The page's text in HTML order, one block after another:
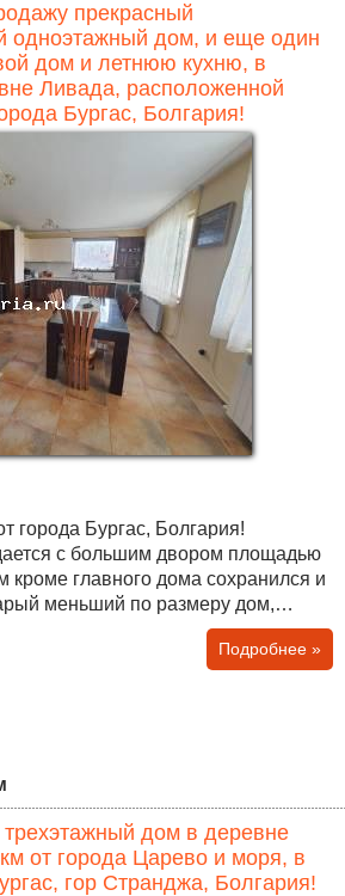
прекрасный
одноэтажный дом, и еще один
дом и летнюю кухню, в
Ливада, расположенной
Бургас, Болгария!
города Бургас, Болгария!
с большим двором площадью
меньший по размеру дом,
гостевой дом. Во дворе также
кв.м., дополнительные складские
состоянии
от 2016 года, площадью
с...
Подробнее »
дом в деревне
от города Царево и моря, в
гор Странджа, Болгария!